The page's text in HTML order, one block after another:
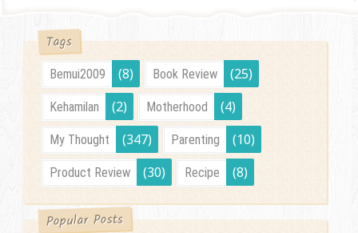
Tags
Bemui2009 (8) Book Review (25)
Kehamilan (2) Motherhood (4)
My Thought (347) Parenting (10)
Product Review (30) Recipe (8)
Popular Posts